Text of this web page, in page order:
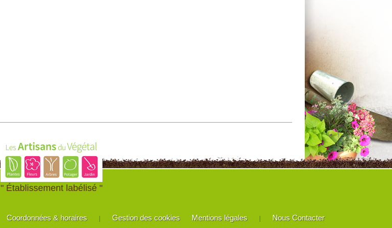
" Établissement labélisé "
Coordonnées & horaires | Gestion des cookies Mentions légales | Nous Contacter